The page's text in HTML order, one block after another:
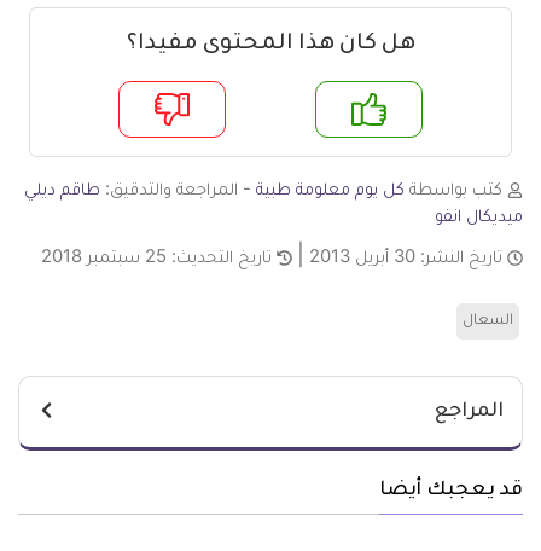
هل كان هذا المحتوى مفيدا؟
لا
كتب بواسطة كل يوم معلومة طبية - المراجعة والتدقيق: طاقم ديلي
ميديكال انفو
تاريخ النشر: 30 أبريل 2013 تاريخ التحديث: 25 سبتمبر 2018
السعال
المراجع
قد يعجبك أيضا